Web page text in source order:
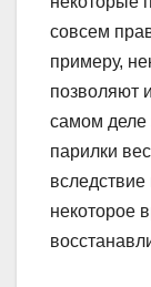
совсем
примеру,
позволяют
самом деле
парилки
вследствие
некоторое